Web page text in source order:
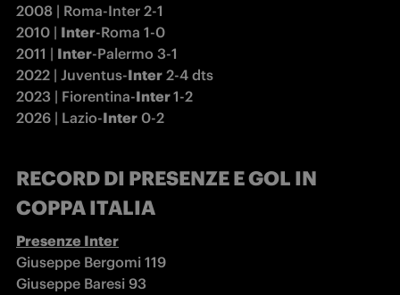
2008 | Roma-Inter 2-1
2010 | Inter-Roma 1-0
2011 | Inter-Palermo 3-1
2022 | Juventus-Inter 2-4 dts
2023 | Fiorentina-Inter 1-2
2026 | Lazio-Inter 0-2
RECORD DI PRESENZE E GOL IN
COPPA ITALIA
Presenze Inter
Giuseppe Bergomi 119
Giuseppe Baresi 93